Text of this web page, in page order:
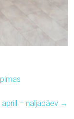
aprill – naljapäev →